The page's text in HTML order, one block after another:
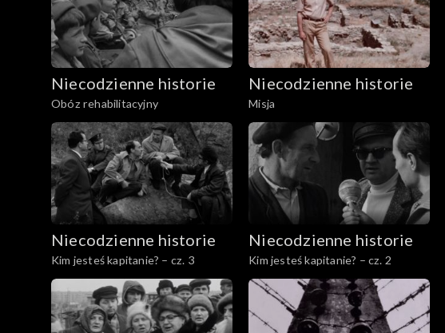
Niecodzienne historie
Obóz rehabilitacyjny
Niecodzienne historie
Misja
Niecodzienne historie
Kim jesteś kapitanie? – cz. 3
Niecodzienne historie
Kim jesteś kapitanie? – cz. 2